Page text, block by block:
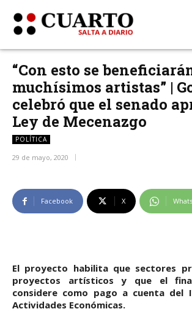
“Con esto se
muchísimos artistas” |
celebró que el senado
Ley de Mecenazgo
POLÍTICA
29 de mayo, 2020
Facebook X
El proyecto habilita que sectores
proyectos artísticos y que el
considere como pago a cuenta del
Actividades Económicas.